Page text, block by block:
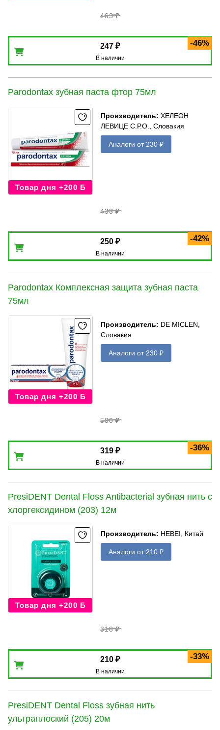
463 ₽
-46%
247 ₽
В наличии
Parodontax зубная паста фтор 75мл
Товар дня +200 Б
Производитель:ХЕЛЕОН
ЛЕВИЦЕ С.Р.О., Словакия
Аналоги от 230 ₽
433 ₽
-42%
250 ₽
В наличии
Parodontax Комплексная защита зубная паста
75мл
Товар дня +200 Б
Производитель: DE MICLEN,
Словакия
Аналоги от 230 ₽
500 ₽
-36%
319 ₽
В наличии
PresiDENT Dental Floss Antibacterial зубная нить с
хлоргексидином (203) 12м
Товар дня +200 Б
Производитель: HEBEI, Китай
Аналоги от 210 ₽
318 ₽
-33%
210 ₽
В наличии
PresiDENT Dental Floss зубная нить
ультраплоский (205) 20м